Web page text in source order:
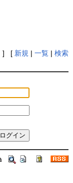
] [ 新規 | 一覧| 検索